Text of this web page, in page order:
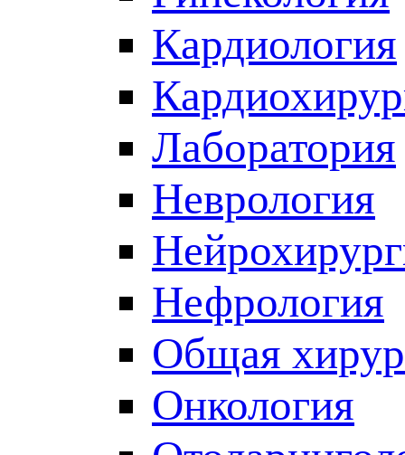
Кардиология
Лаборатория
Неврология
Нефрология
Общая
Онкология